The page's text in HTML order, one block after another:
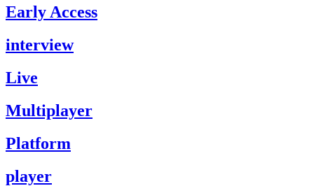
Early Access
interview
Live
Multiplayer
Platform
player